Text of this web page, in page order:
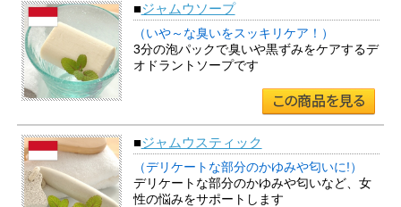
■ジャムウソープ
（いや～な臭いをスッキリケア！）
3分の泡パックで臭いや黒ずみをケアするデ
オドラントソープです
■ジャムウスティック
（デリケートな部分のかゆみや匂いに!）
デリケートな部分のかゆみや匂いなど、女
性の悩みをサポートします